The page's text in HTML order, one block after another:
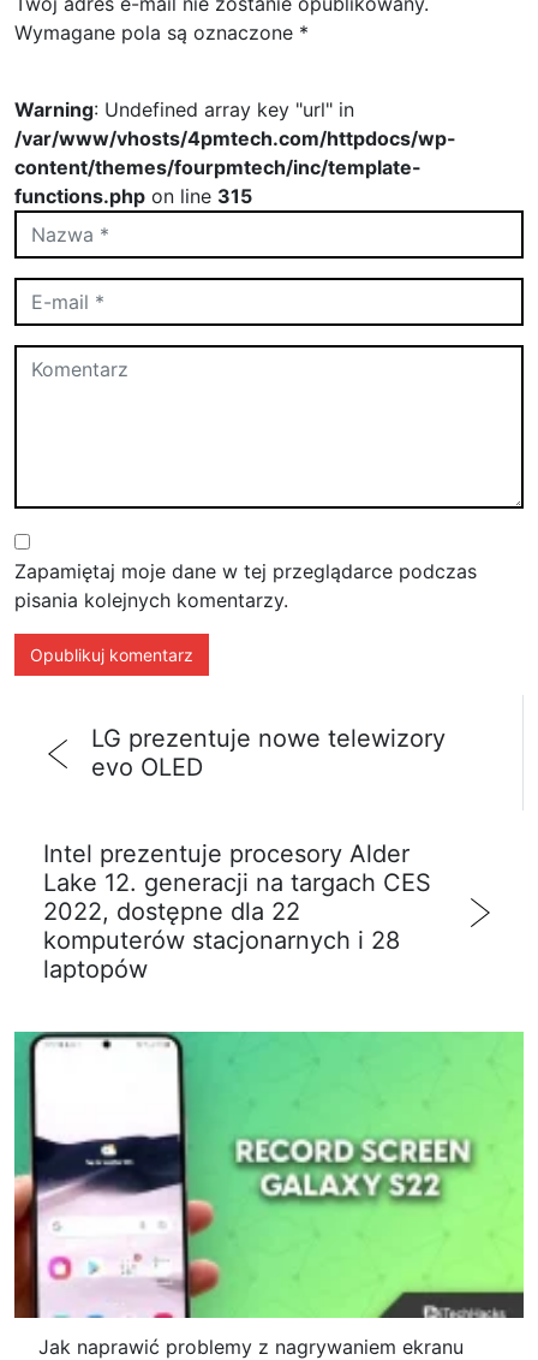
Wymagane pola są oznaczone *
Warning: Undefined array key "url" in
/var/www/vhosts/4pmtech.com/httpdocs/wp-
content/themes/fourpmtech/inc/template-
functions.php on line 315
Zapamiętaj moje dane w tej przeglądarce podczas
pisania kolejnych komentarzy.
LG prezentuje nowe telewizory
evo OLED
Intel prezentuje procesory Alder
Lake 12. generacji na targach CES
2022, dostępne dla 22
komputerów stacjonarnych i 28
laptopów
Jak naprawić problemy z nagrywaniem ekranu